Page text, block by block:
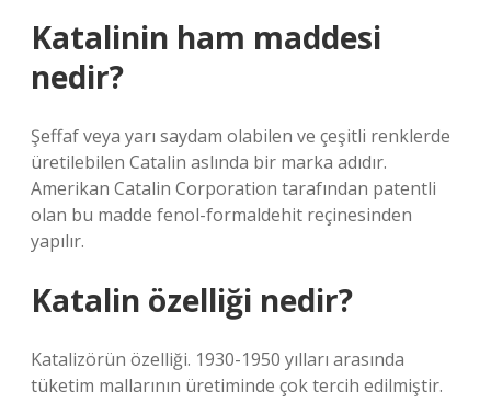
Katalinin ham maddesi
nedir?
Şeffaf veya yarı saydam olabilen ve çeşitli renklerde
üretilebilen Catalin aslında bir marka adıdır.
Amerikan Catalin Corporation tarafından patentli
olan bu madde fenol-formaldehit reçinesinden
yapılır.
Katalin özelliği nedir?
Katalizörün özelliği. 1930-1950 yılları arasında
tüketim mallarının üretiminde çok tercih edilmiştir.